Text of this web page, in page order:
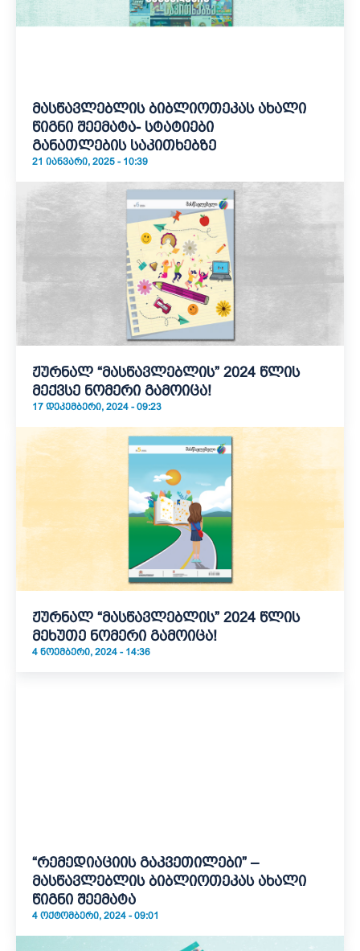
მასწავლებლის ბიბლიოთეკას ახალი
წიგნი შეემატა- სტატიები
განათლების საკითხებზე
21 ᲘᲐᲜᲕᲐᲠᲘ, 2025 - 10:39
ჟურნალ “მასწავლებლის” 2024 წლის
მექვსე ნომერი გამოიცა!
17 ᲓᲔᲙᲔᲛᲑᲔᲠᲘ, 2024 - 09:23
ჟურნალ “მასწავლებლის” 2024 წლის
მეხუთე ნომერი გამოიცა!
4 ᲜᲝᲔᲛᲑᲔᲠᲘ, 2024 - 14:36
“რემედიაციის გაკვეთილები” –
მასწავლებლის ბიბლიოთეკას ახალი
წიგნი შეემატა
4 ᲝᲥᲢᲝᲛᲑᲔᲠᲘ, 2024 - 09:01